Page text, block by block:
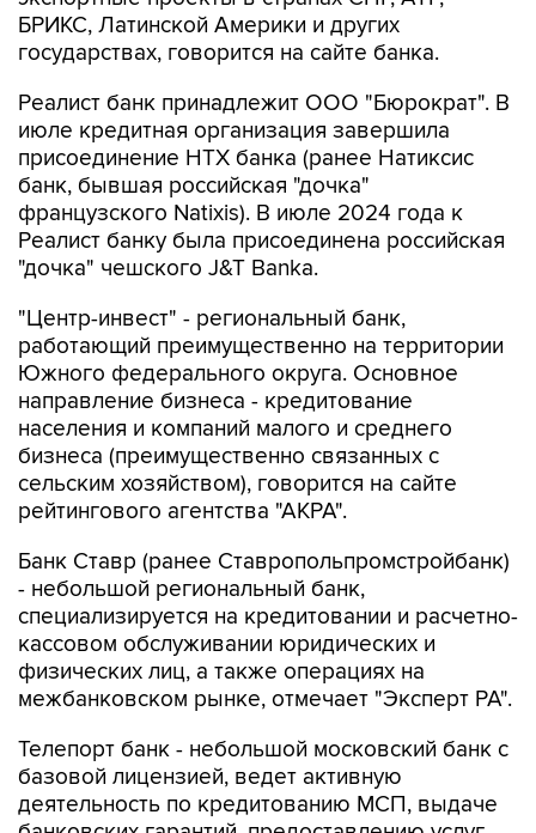
БРИКС, Латинской Америки и других
государствах, говорится на сайте банка.
Реалист банк принадлежит ООО "Бюрократ". В
июле кредитная организация завершила
присоединение НТХ банка (ранее Натиксис
банк, бывшая российская "дочка"
французского Natixis). В июле 2024 года к
Реалист банку была присоединена российская
"дочка" чешского J&T Banka.
"Центр-инвест" - региональный банк,
работающий преимущественно на территории
Южного федерального округа. Основное
направление бизнеса - кредитование
населения и компаний малого и среднего
бизнеса (преимущественно связанных с
сельским хозяйством), говорится на сайте
рейтингового агентства "АКРА".
Банк Ставр (ранее Ставропольпромстройбанк)
- небольшой региональный банк,
специализируется на кредитовании и расчетно-
кассовом обслуживании юридических и
физических лиц, а также операциях на
межбанковском рынке, отмечает "Эксперт РА".
Телепорт банк - небольшой московский банк с
базовой лицензией, ведет активную
деятельность по кредитованию МСП, выдаче